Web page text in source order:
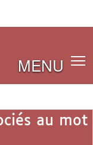
MENU
au mot